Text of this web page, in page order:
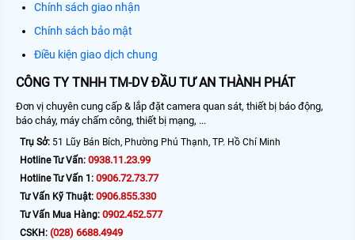
Chính sách giao nhận
Chính sách bảo mật
Điều kiện giao dịch chung
CÔNG TY TNHH TM-DV ĐẦU TƯ AN THÀNH PHÁT
Đơn vị chuyên cung cấp & lắp đặt camera quan sát, thiết bị báo động,
báo cháy, máy chấm công, thiết bị mạng, ...
Trụ Sở: 51 Lũy Bán Bích, Phường Phú Thạnh, TP. Hồ Chí Minh
Hotline Tư Vấn: 0938.11.23.99
Hotline Tư Vấn 1: 0906.72.73.77
Tư Vấn Kỹ Thuật: 0906.855.330
Tư Vấn Mua Hàng: 0902.452.577
CSKH: (028) 6688.4949